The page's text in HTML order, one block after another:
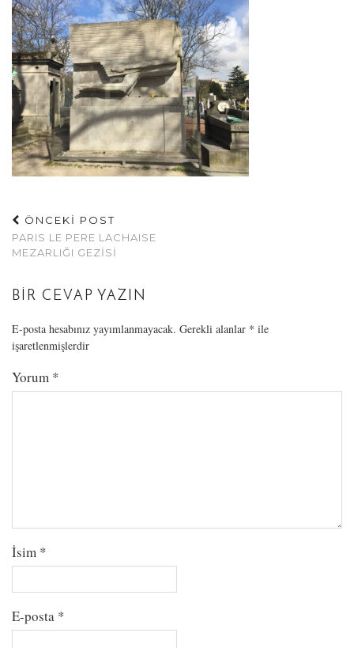
ÖNCEKİ POST
PARIS LE PERE LACHAISE
MEZARLIĞI GEZISI
BIR CEVAP YAZIN
E-posta hesabınız yayımlanmayacak. Gerekli alanlar * ile
işaretlenmişlerdir
Yorum *
İsim *
E-posta *